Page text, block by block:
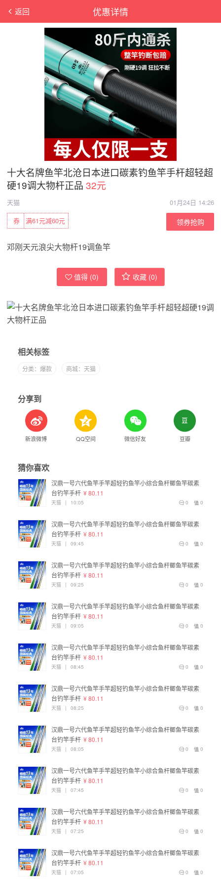
优惠详情
返回
十大名牌鱼竿北沧日本进口碳素钓鱼竿手杆超轻超
硬19调大物杆正品 32元
天猫
01月24日 14:26
满61元减60元
券 领券抢购
邓刚天元浪尖大物杆19调鱼竿
值得 (0) 收藏 (0)
相关标签
分类：爆款 商城：天猫
分享到
新浪微博 QQ空间 微信好友 豆瓣
猜你喜欢
汉鼎一号六代鱼竿手竿超轻钓鱼竿小综合鱼杆鲫鱼竿碳素
台钓竿手杆 ¥ 80.11
0
0
天猫 | 10:05
汉鼎一号六代鱼竿手竿超轻钓鱼竿小综合鱼杆鲫鱼竿碳素
台钓竿手杆 ¥ 80.11
0
0
天猫 | 09:45
汉鼎一号六代鱼竿手竿超轻钓鱼竿小综合鱼杆鲫鱼竿碳素
台钓竿手杆 ¥ 80.11
0
0
天猫 | 09:25
汉鼎一号六代鱼竿手竿超轻钓鱼竿小综合鱼杆鲫鱼竿碳素
台钓竿手杆 ¥ 80.11
0
0
天猫 | 09:05
汉鼎一号六代鱼竿手竿超轻钓鱼竿小综合鱼杆鲫鱼竿碳素
台钓竿手杆 ¥ 80.11
0
0
天猫 | 08:45
汉鼎一号六代鱼竿手竿超轻钓鱼竿小综合鱼杆鲫鱼竿碳素
台钓竿手杆 ¥ 80.11
0
0
天猫 | 08:25
汉鼎一号六代鱼竿手竿超轻钓鱼竿小综合鱼杆鲫鱼竿碳素
台钓竿手杆 ¥ 80.11
0
0
天猫 | 08:05
汉鼎一号六代鱼竿手竿超轻钓鱼竿小综合鱼杆鲫鱼竿碳素
台钓竿手杆 ¥ 80.11
0
0
天猫 | 07:45
汉鼎一号六代鱼竿手竿超轻钓鱼竿小综合鱼杆鲫鱼竿碳素
台钓竿手杆 ¥ 80.11
0
0
天猫 | 07:25
汉鼎一号六代鱼竿手竿超轻钓鱼竿小综合鱼杆鲫鱼竿碳素
台钓竿手杆 ¥ 80.11
0
0
天猫 | 07:05